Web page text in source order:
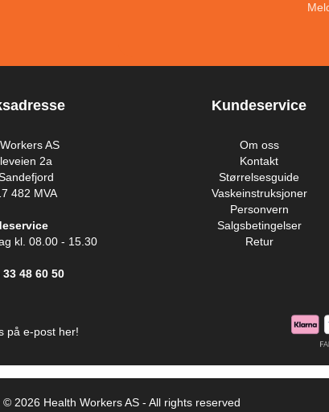
AS
2a
482 MVA
kl. 08.00 - 15.30
48 60 50
Kundeservice
Om oss
Kontakt
Størrelsesguide
Vaskeinstruksjoner
Personvern
Salgsbetingelser
Retur
på e-post her!
2026 Health Workers AS - All rights reserved